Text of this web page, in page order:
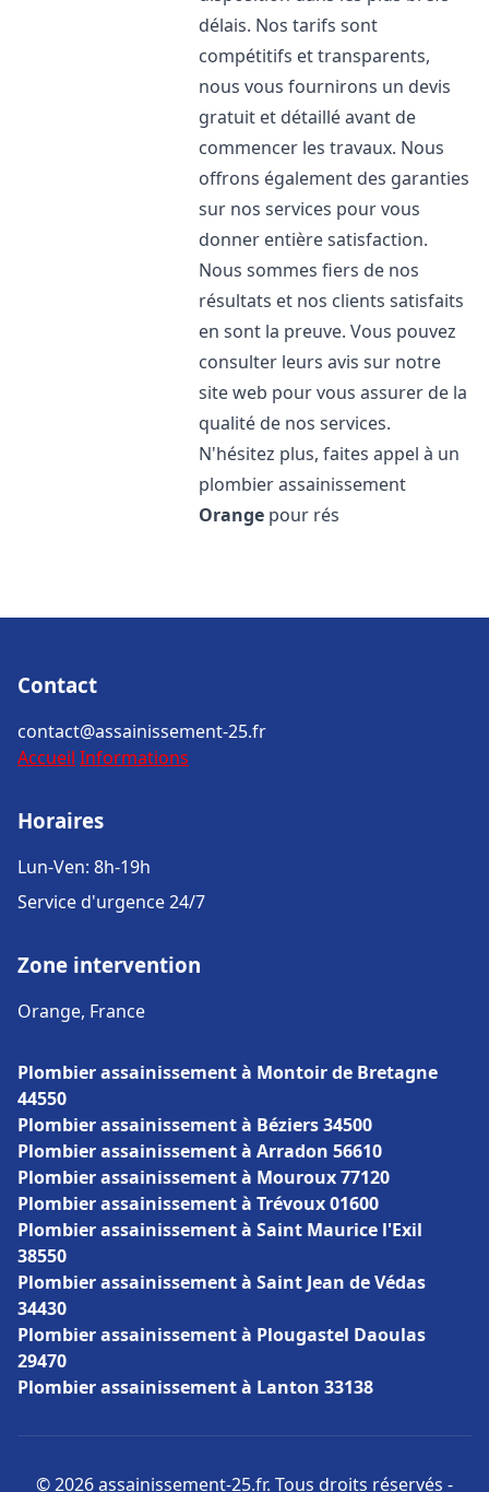
délais. Nos tarifs sont
compétitifs et transparents,
nous vous fournirons un devis
gratuit et détaillé avant de
commencer les travaux. Nous
offrons également des garanties
sur nos services pour vous
donner entière satisfaction.
Nous sommes fiers de nos
résultats et nos clients satisfaits
en sont la preuve. Vous pouvez
consulter leurs avis sur notre
site web pour vous assurer de la
qualité de nos services.
N'hésitez plus, faites appel à un
plombier assainissement
Orange pour rés
Contact
contact@assainissement-25.fr
Accueil Informations
Horaires
Lun-Ven: 8h-19h
Service d'urgence 24/7
Zone intervention
Orange, France
Plombier assainissement à Montoir de Bretagne
44550
Plombier assainissement à Béziers 34500
Plombier assainissement à Arradon 56610
Plombier assainissement à Mouroux 77120
Plombier assainissement à Trévoux 01600
Plombier assainissement à Saint Maurice l'Exil
38550
Plombier assainissement à Saint Jean de Védas
34430
Plombier assainissement à Plougastel Daoulas
29470
Plombier assainissement à Lanton 33138
© 2026 assainissement-25.fr. Tous droits réservés -